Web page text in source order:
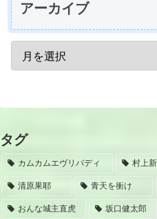
アーカイブ
タグ
カムカムエヴリバディ 村上
清原果耶 青天を衝け
おんな城主直虎 坂口健太郎